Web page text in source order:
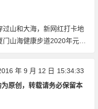
过山和大海，新网红打卡地
门山海健康步道2020年元旦
放体验
年 9 月 12 日 15:34:33
原创，转载请务必保留本